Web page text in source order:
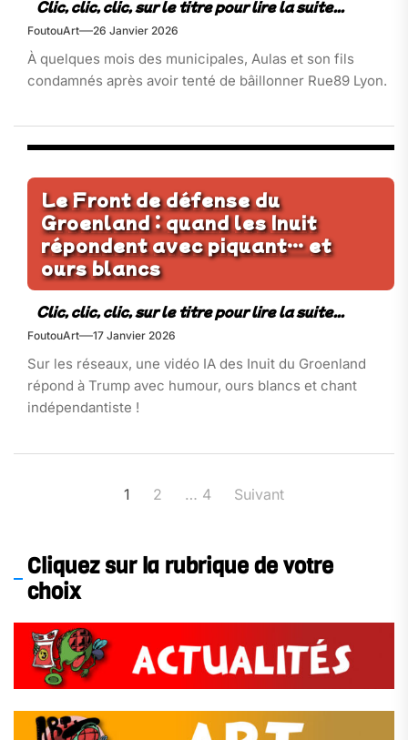
FoutouArt 26 Janvier 2026
À quelques mois des municipales, Aulas et son fils
condamnés après avoir tenté de bâillonner Rue89 Lyon.
Le Front de défense du
Groenland : quand les Inuit
répondent avec piquant… et
ours blancs
FoutouArt 17 Janvier 2026
Sur les réseaux, une vidéo IA des Inuit du Groenland
répond à Trump avec humour, ours blancs et chant
indépendantiste !
Pagination
1 2 … 4 Suivant
Cliquez sur la rubrique de votre
choix